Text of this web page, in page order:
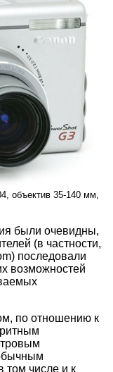
объектив 35-140 мм,
были очевидны,
(в частности,
последовали
возможностей
по отношению к
числе и к